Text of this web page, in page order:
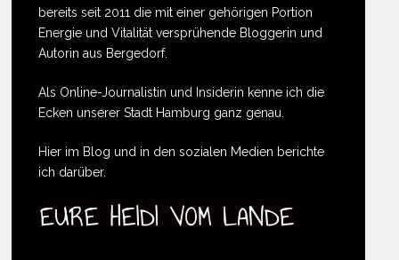
bereits seit 2011 die mit einer gehörigen Portion
Energie und Vitalität versprühende Bloggerin und
Autorin aus Bergedorf.
Als Online-Journalistin und Insiderin kenne ich die
Ecken unserer Stadt Hamburg ganz genau.
Hier im Blog und in den sozialen Medien berichte
ich darüber.